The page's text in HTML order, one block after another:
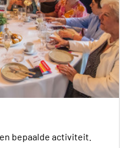
bepaalde activiteit.